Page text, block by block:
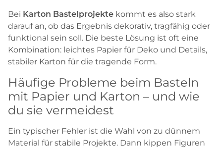
Bei Karton Bastelprojekte kommt es also stark
darauf an, ob das Ergebnis dekorativ, tragfähig oder
funktional sein soll. Die beste Lösung ist oft eine
Kombination: leichtes Papier für Deko und Details,
stabiler Karton für die tragende Form.
Häufige Probleme beim Basteln
mit Papier und Karton – und wie
du sie vermeidest
Ein typischer Fehler ist die Wahl von zu dünnem
Material für stabile Projekte. Dann kippen Figuren